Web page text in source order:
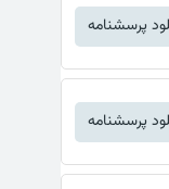
پرسشنامه
پرسشنامه